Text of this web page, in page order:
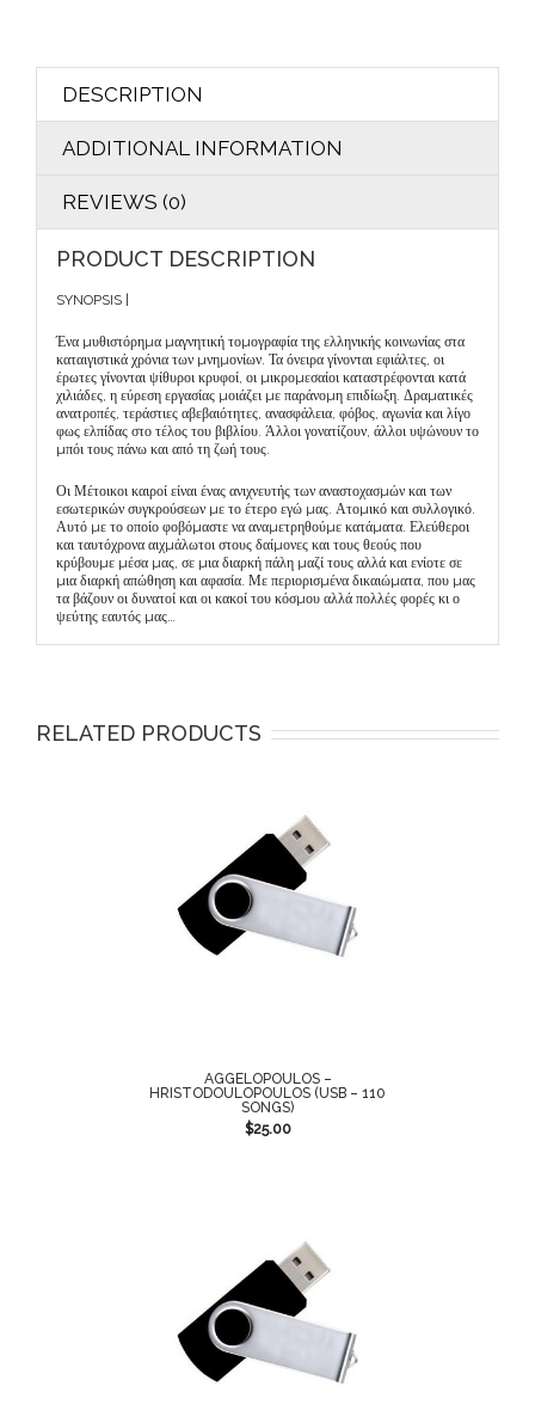
DESCRIPTION
ADDITIONAL INFORMATION
REVIEWS (0)
PRODUCT DESCRIPTION
SYNOPSIS |
Ένα µυθιστόρηµα µαγνητική τοµογραφία της ελληνικής κοινωνίας στα
καταιγιστικά χρόνια των µνηµονίων. Τα όνειρα γίνονται εφιάλτες, οι
έρωτες γίνονται ψίθυροι κρυφοί, οι µικροµεσαίοι καταστρέφονται κατά
χιλιάδες, η εύρεση εργασίας µοιάζει µε παράνοµη επιδίωξη. Δραµατικές
ανατροπές, τεράστιες αβεβαιότητες, ανασφάλεια, φόβος, αγωνία και λίγο
φως ελπίδας στο τέλος του βιβλίου. Άλλοι γονατίζουν, άλλοι υψώνουν το
µπόι τους πάνω και από τη ζωή τους.
Οι Μέτοικοι καιροί είναι ένας ανιχνευτής των αναστοχασµών και των
εσωτερικών συγκρούσεων µε το έτερο εγώ µας. Ατοµικό και συλλογικό.
Αυτό µε το οποίο φοβόµαστε να αναµετρηθούµε κατάµατα. Ελεύθεροι
και ταυτόχρονα αιχµάλωτοι στους δαίµονες και τους θεούς που
κρύβουµε µέσα µας, σε µια διαρκή πάλη µαζί τους αλλά και ενίοτε σε
µια διαρκή απώθηση και αφασία. Με περιορισµένα δικαιώµατα, που µας
τα βάζουν οι δυνατοί και οι κακοί του κόσµου αλλά πολλές φορές κι ο
ψεύτης εαυτός µας…
RELATED PRODUCTS
AGGELOPOULOS –
HRISTODOULOPOULOS (USB – 110
SONGS)
$25.00